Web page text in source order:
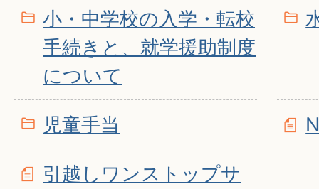
小・中学校の入学・転校
手続きと、就学援助制度
について
児童手当
引越しワンストップサ